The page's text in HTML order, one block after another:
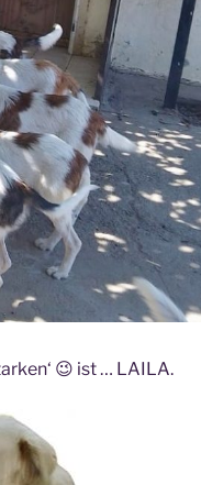
😉 ist … LAILA.